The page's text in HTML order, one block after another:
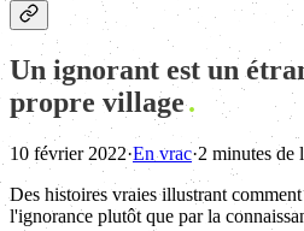
Un ignorant est un
propre village
10 février 2022·En vrac·2 minutes de
Des histoires vraies illustrant
l'ignorance plutôt que par la